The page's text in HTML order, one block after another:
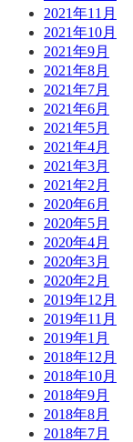
2021年11月
2021年10月
2021年9月
2021年8月
2021年7月
2021年6月
2021年5月
2021年4月
2021年3月
2021年2月
2020年6月
2020年5月
2020年4月
2020年3月
2020年2月
2019年12月
2019年11月
2019年1月
2018年12月
2018年10月
2018年9月
2018年8月
2018年7月